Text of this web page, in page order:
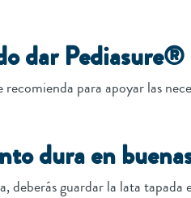
dar
para apoyar las
dura en
deberás guardar la lata